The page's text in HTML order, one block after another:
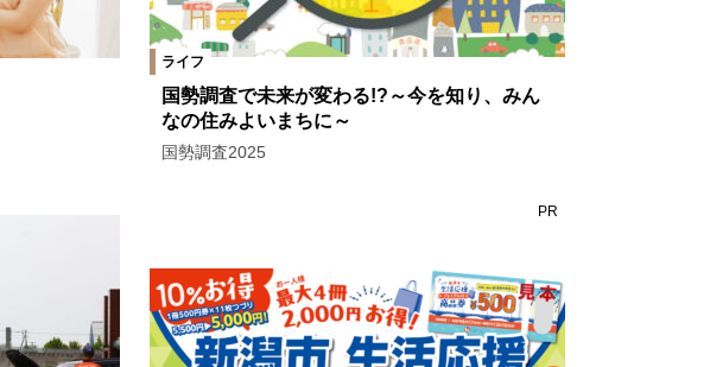
ライフ
国勢調査で未来が変わる!?～今を知り、みん
なの住みよいまちに～
国勢調査2025
PR